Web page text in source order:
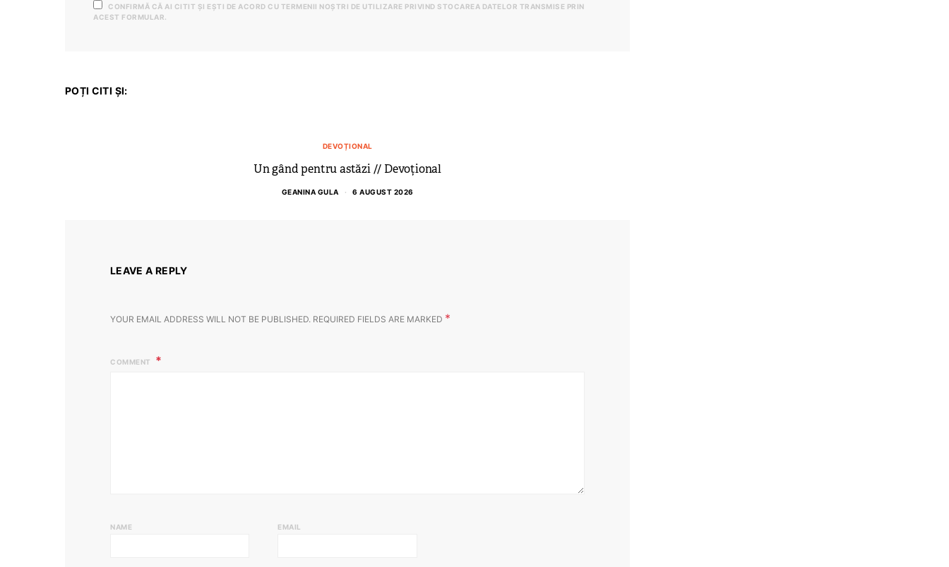
CONFIRMĂ CĂ AI CITIT ȘI EȘTI DE ACORD CU TERMENII NOȘTRI DE UTILIZARE PRIVIND STOCAREA DATELOR TRANSMISE PRIN
ACEST FORMULAR.
POȚI CITI ȘI:
DEVOȚIONAL
Un gând pentru astăzi // Devoțional
GEANINA GULA 6 AUGUST 2026
LEAVE A REPLY
YOUR EMAIL ADDRESS WILL NOT BE PUBLISHED. REQUIRED FIELDS ARE MARKED *
COMMENT
NAME EMAIL